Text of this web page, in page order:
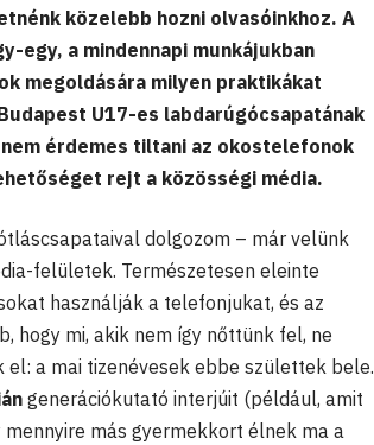
közelebb hozni olvasóinkhoz. A
egy, a mindennapi munkájukban
megoldására milyen praktikákat
U17-es labdarúgócsapatának
érdemes tiltani az okostelefonok
rejt a közösségi média.
dolgozom – már velünk
felületek. Természetesen eleinte
használják a telefonjukat, és az
hogy mi, akik nem így nőttünk fel, ne
a mai tizenévesek ebbe születtek bele.
generációkutató interjúit (például, amit
más gyermekkort élnek ma a